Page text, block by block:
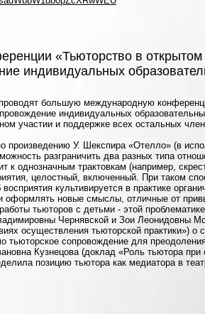
«Тьюторство в
индивидуальных
большую международную
индивидуальных
участии и поддержке всех остальных
произведению У. Шекспира «Отелло» (в
разграничить два разных типа
к однозначным трактовкам (например,
целостный, включенный. При таком
культивируется в практике
оформлять новые смыслы, отличные от
тьюторов с детьми - этой
Чернявской и Зои Леонидовны
осуществления тьюторской практики»)
сопровождение для
Кузнецова (доклад «Роль тьютора
позицию тьютора как медиатора в